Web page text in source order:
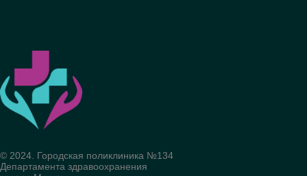
© 2024. Городская поликлиника №134
Департамента здравоохранения